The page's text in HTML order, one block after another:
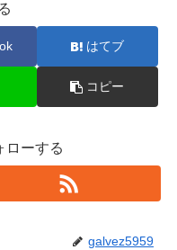
はてブ
コピー
ローする
galvez5959